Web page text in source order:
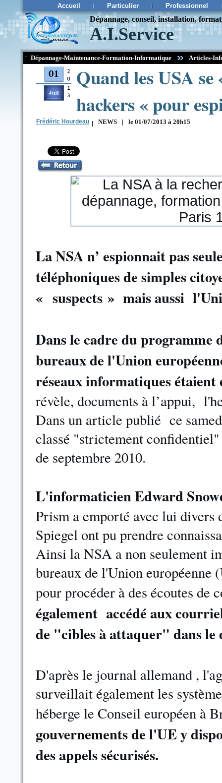
Accueil Particulier Professionnel
Dépannage, conseil, installation,
A.I.Service
¨ Dépannage-Maintenance-Formation-Informatique Articles-
Quand les USA se
hackers « pour
Frédéric Hourdeau | NEWS | le 01/07/2013 à 20h15
La NSA n’ espionnait pas
téléphoniques de simples
« suspects » mais aussi
Dans le cadre du programme
bureaux de l'Union
réseaux informatiques
révèle, documents à l’appui,
Dans un article publié ce
classé "strictement
de septembre 2010.
L'informaticien Edward
Prism a emporté avec lui divers
Spiegel ont pu prendre
Ainsi la NSA a non seulement
bureaux de l'Union européenne
pour procéder à des écoutes de
également accédé aux
de "cibles à attaquer" dans
D'après le journal allemand ,
surveillait également les
héberge le Conseil européen à
gouvernements de l'UE y
des appels sécurisés.